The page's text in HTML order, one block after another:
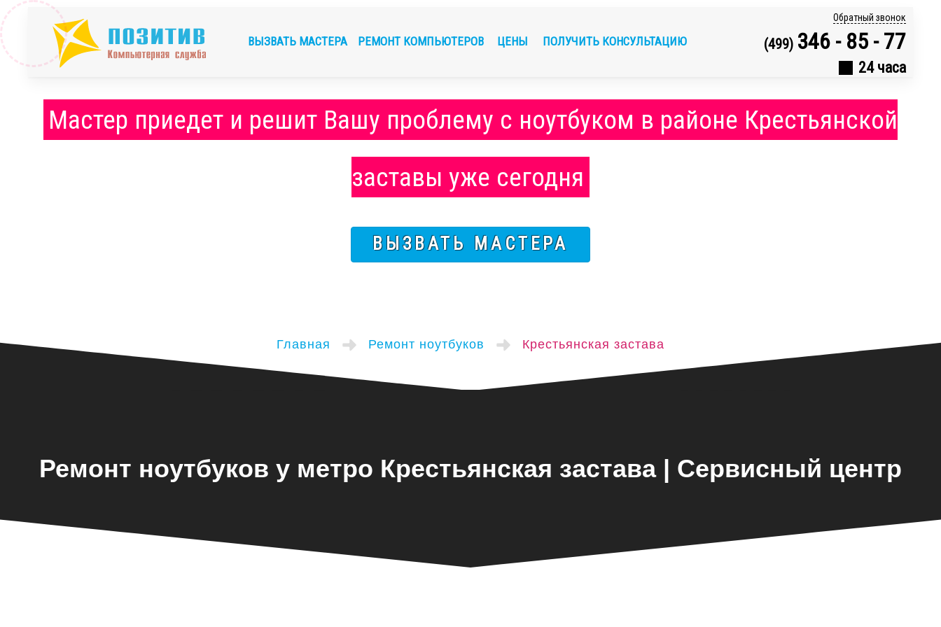
Обратный звонок
(499) 346 - 85 - 77
24 часа
ВЫЗВАТЬ МАСТЕРА РЕМОНТ КОМПЬЮТЕРОВ ЦЕНЫ ПОЛУЧИТЬ КОНСУЛЬТАЦИЮ
Мастер приедет и решит Вашу проблему с ноутбуком в районе Крестьянской
заставы уже сегодня
ВЫЗВАТЬ МАСТЕРА
Главная Ремонт ноутбуков Крестьянская застава
Ремонт ноутбуков у метро Крестьянская застава | Сервисный центр